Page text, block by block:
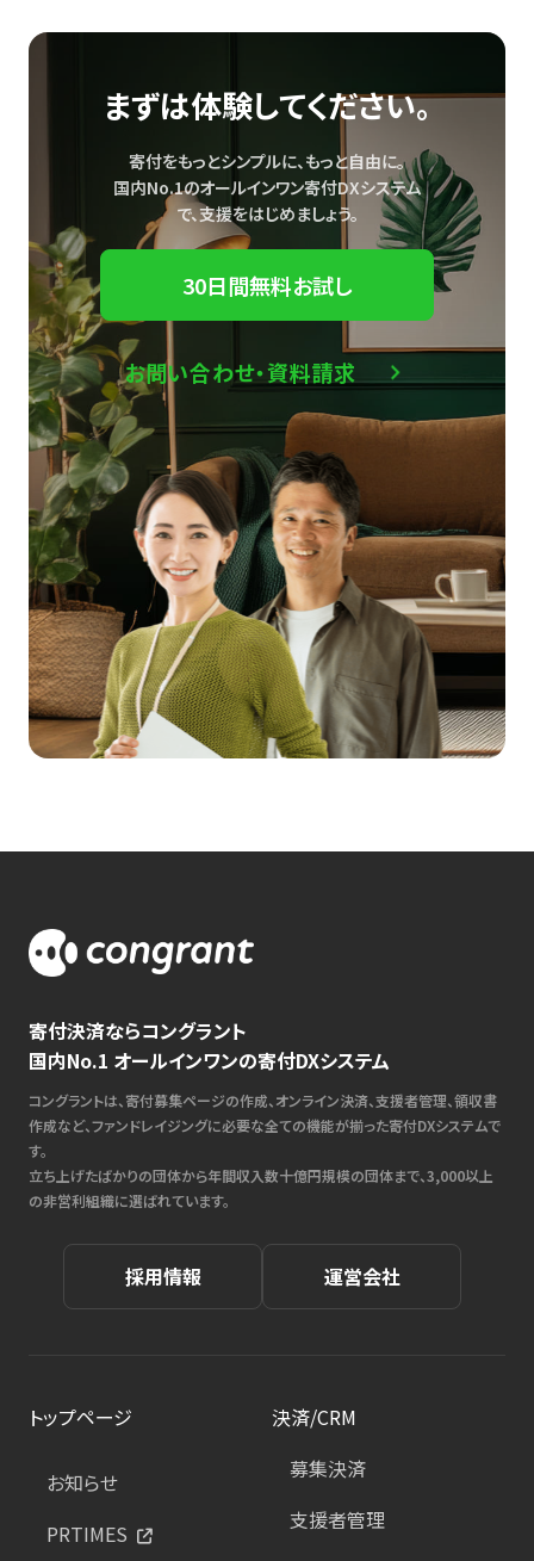
まずは体験してください。
寄付をもっとシンプルに、もっと自由に。
国内No.1のオールインワン寄付DXシステム
で、支援をはじめましょう。
30日間無料お試し
お問い合わせ・資料請求
寄付決済ならコングラント
国内No.1 オールインワンの寄付DXシステム
コングラントは、寄付募集ページの作成、オンライン決済、支援者管理、領収書
作成など、ファンドレイジングに必要な全ての機能が揃った寄付DXシステムで
す。
立ち上げたばかりの団体から年間収入数十億円規模の団体まで、3,000以上
の非営利組織に選ばれています。
採用情報 運営会社
トップページ
お知らせ
PRTIMES
決済/CRM
募集決済
支援者管理